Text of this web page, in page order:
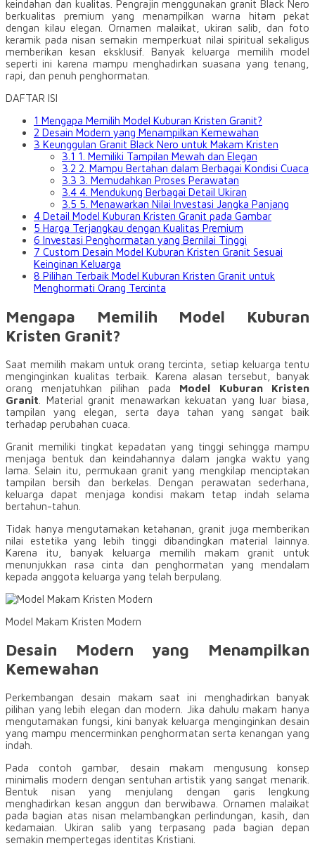
keindahan dan kualitas. Pengrajin menggunakan granit Black Nero
berkualitas premium yang menampilkan warna hitam pekat
dengan kilau elegan. Ornamen malaikat, ukiran salib, dan foto
keramik pada nisan semakin memperkuat nilai spiritual sekaligus
memberikan kesan eksklusif. Banyak keluarga memilih model
seperti ini karena mampu menghadirkan suasana yang tenang,
rapi, dan penuh penghormatan.
DAFTAR ISI
1 Mengapa Memilih Model Kuburan Kristen Granit?
2 Desain Modern yang Menampilkan Kemewahan
3 Keunggulan Granit Black Nero untuk Makam Kristen
3.1 1. Memiliki Tampilan Mewah dan Elegan
3.2 2. Mampu Bertahan dalam Berbagai Kondisi Cuaca
3.3 3. Memudahkan Proses Perawatan
3.4 4. Mendukung Berbagai Detail Ukiran
3.5 5. Menawarkan Nilai Investasi Jangka Panjang
4 Detail Model Kuburan Kristen Granit pada Gambar
5 Harga Terjangkau dengan Kualitas Premium
6 Investasi Penghormatan yang Bernilai Tinggi
7 Custom Desain Model Kuburan Kristen Granit Sesuai
Keinginan Keluarga
8 Pilihan Terbaik Model Kuburan Kristen Granit untuk
Menghormati Orang Tercinta
Mengapa Memilih Model Kuburan
Kristen Granit?
Saat memilih makam untuk orang tercinta, setiap keluarga tentu
menginginkan kualitas terbaik. Karena alasan tersebut, banyak
orang menjatuhkan pilihan pada Model Kuburan Kristen
Granit . Material granit menawarkan kekuatan yang luar biasa,
tampilan yang elegan, serta daya tahan yang sangat baik
terhadap perubahan cuaca.
Granit memiliki tingkat kepadatan yang tinggi sehingga mampu
menjaga bentuk dan keindahannya dalam jangka waktu yang
lama. Selain itu, permukaan granit yang mengkilap menciptakan
tampilan bersih dan berkelas. Dengan perawatan sederhana,
keluarga dapat menjaga kondisi makam tetap indah selama
bertahun-tahun.
Tidak hanya mengutamakan ketahanan, granit juga memberikan
nilai estetika yang lebih tinggi dibandingkan material lainnya.
Karena itu, banyak keluarga memilih makam granit untuk
menunjukkan rasa cinta dan penghormatan yang mendalam
kepada anggota keluarga yang telah berpulang.
Model Makam Kristen Modern
Desain Modern yang Menampilkan
Kemewahan
Perkembangan desain makam saat ini menghadirkan banyak
pilihan yang lebih elegan dan modern. Jika dahulu makam hanya
mengutamakan fungsi, kini banyak keluarga menginginkan desain
yang mampu mencerminkan penghormatan serta kenangan yang
indah.
Pada contoh gambar, desain makam mengusung konsep
minimalis modern dengan sentuhan artistik yang sangat menarik.
Bentuk nisan yang menjulang dengan garis lengkung
menghadirkan kesan anggun dan berwibawa. Ornamen malaikat
pada bagian atas nisan melambangkan perlindungan, kasih, dan
kedamaian. Ukiran salib yang terpasang pada bagian depan
semakin mempertegas identitas Kristiani.